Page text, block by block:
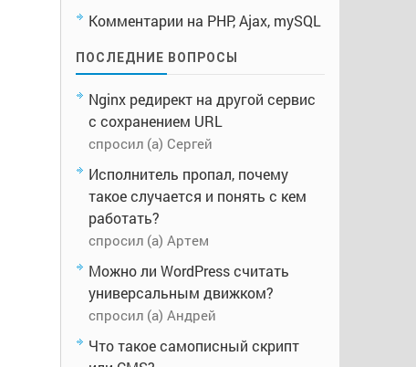
Комментарии на PHP, Ajax, mySQL
ПОСЛЕДНИЕ ВОПРОСЫ
Nginx редирект на другой сервис
с сохранением URL
спросил (а) Сергей
Исполнитель пропал, почему
такое случается и понять с кем
работать?
спросил (а) Артем
Можно ли WordPress считать
универсальным движком?
спросил (а) Андрей
Что такое самописный скрипт